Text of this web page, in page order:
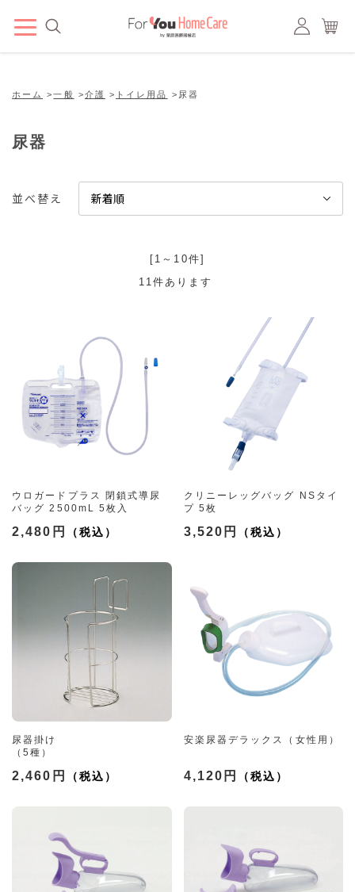
ホーム >一般 >介護 > トイレ用品 > 尿器
尿器
並べ替え
[1～10件]
11件あります
ウロガードプラス 閉鎖式導尿
バッグ 2500mL 5枚入
2,480円
クリニーレッグバッグ NSタイ
プ 5枚
3,520円
尿器掛け
（5種）
2,460円
安楽尿器デラックス（女性用）
4,120円